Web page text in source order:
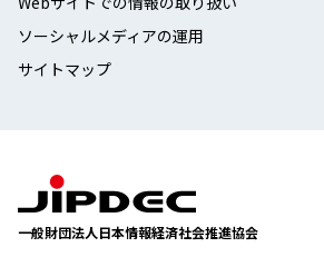
ソーシャルメディアの運用
サイトマップ
一般財団法人日本情報経済社会推進協会